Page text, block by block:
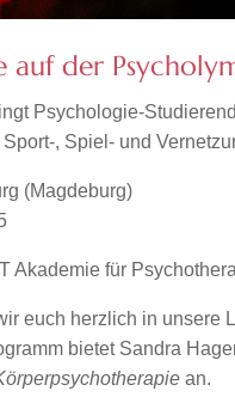
auf der
Psychologie-
, Spiel- und
(Magdeburg)
Akademie für
euch herzlich in unsere
bietet Sandra
an.